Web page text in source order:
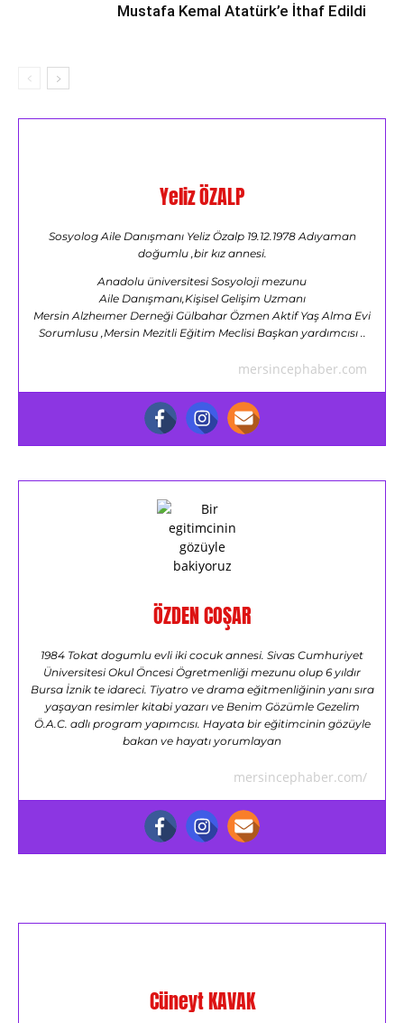
Mustafa Kemal Atatürk’e İthaf Edildi
Yeliz ÖZALP
Sosyolog Aile Danışmanı Yeliz Özalp 19.12.1978 Adıyaman
doğumlu ,bir kız annesi.
Anadolu üniversitesi Sosyoloji mezunu
Aile Danışmanı,Kişisel Gelişim Uzmanı
Mersin Alzheımer Derneği Gülbahar Özmen Aktif Yaş Alma Evi
Sorumlusu ,Mersin Mezitli Eğitim Meclisi Başkan yardımcısı ..
mersincephaber.com
ÖZDEN COŞAR
1984 Tokat dogumlu evli iki cocuk annesi. Sivas Cumhuriyet
Üniversitesi Okul Öncesi Ögretmenliği mezunu olup 6 yıldır
Bursa İznik te idareci. Tiyatro ve drama eğitmenliğinin yanı sıra
yaşayan resimler kitabi yazarı ve Benim Gözümle Gezelim
Ö.A.C. adlı program yapımcısı. Hayata bir eğitimcinin gözüyle
bakan ve hayatı yorumlayan
mersincephaber.com/
Cüneyt KAVAK